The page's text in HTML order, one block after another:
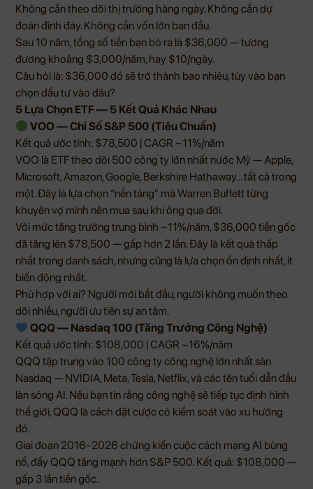
Không cần theo dõi thị trường hàng ngày. Không cần dự
đoán đỉnh đáy. Không cần vốn lớn ban đầu.
Sau 10 năm, tổng số tiền bạn bỏ ra là $36,000 — tương
đương khoảng $3,000/năm, hay $10/ngày.
Câu hỏi là: $36,000 đó sẽ trở thành bao nhiêu, tùy vào bạn
chọn đầu tư vào đâu?
5 Lựa Chọn ETF — 5 Kết Quả Khác Nhau
VOO — Chỉ Số S&P 500 (Tiêu Chuẩn)
Kết quả ước tính: $78,500 | CAGR ~11%/năm
VOO là ETF theo dõi 500 công ty lớn nhất nước Mỹ — Apple,
Microsoft, Amazon, Google, Berkshire Hathaway… tất cả trong
một. Đây là lựa chọn “nền tảng” mà Warren Buffett từng
khuyên vợ mình nên mua sau khi ông qua đời.
Với mức tăng trưởng trung bình ~11%/năm, $36,000 tiền gốc
đã tăng lên $78,500 — gấp hơn 2 lần. Đây là kết quả thấp
nhất trong danh sách, nhưng cũng là lựa chọn ổn định nhất, ít
biến động nhất.
Phù hợp với ai? Người mới bắt đầu, người không muốn theo
dõi nhiều, người ưu tiên sự an tâm.
QQQ — Nasdaq 100 (Tăng Trưởng Công Nghệ)
Kết quả ước tính: $108,000 | CAGR ~16%/năm
QQQ tập trung vào 100 công ty công nghệ lớn nhất sàn
Nasdaq — NVIDIA, Meta, Tesla, Netflix, và các tên tuổi dẫn đầu
làn sóng AI. Nếu bạn tin rằng công nghệ sẽ tiếp tục định hình
thế giới, QQQ là cách đặt cược có kiểm soát vào xu hướng
đó.
Giai đoạn 2016–2026 chứng kiến cuộc cách mạng AI bùng
nổ, đẩy QQQ tăng mạnh hơn S&P 500. Kết quả: $108,000 —
gấp 3 lần tiền gốc.